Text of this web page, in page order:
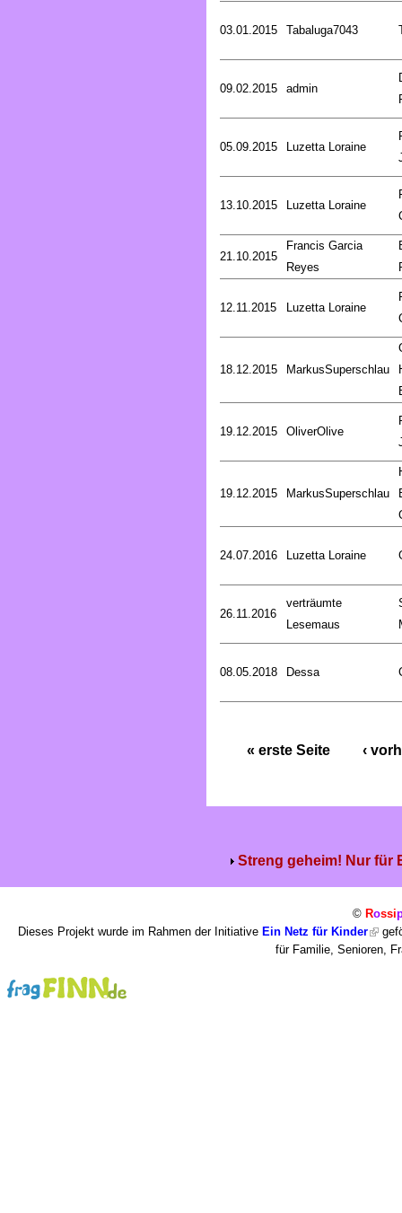
03.01.2015 Tabaluga7043
09.02.2015 admin
05.09.2015 Luzetta Loraine
13.10.2015 Luzetta Loraine
21.10.2015
Francis Garcia
Reyes
12.11.2015 Luzetta Loraine
18.12.2015 MarkusSuperschlau
19.12.2015 OliverOlive
19.12.2015 MarkusSuperschlau
24.07.2016 Luzetta Loraine
26.11.2016
verträumte
Lesemaus
08.05.2018 Dessa
« erste Seite ‹
Streng geheim! Nur für
© Rossi
Dieses Projekt wurde im Rahmen der Initiative Ein Netz für Kinder
für Familie, Senioren,